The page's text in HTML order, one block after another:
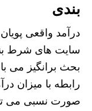
بندی
درآمد واقعی
سایت های شرط
بحث برانگیز می
رابطه با میزان
صورت نسبی می